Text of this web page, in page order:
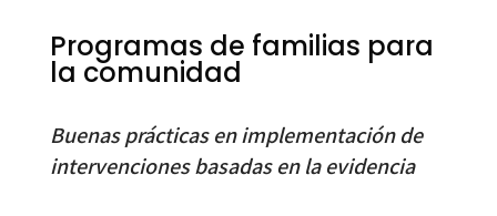
Programas de familias para
la comunidad
Buenas prácticas en implementación de
intervenciones basadas en la evidencia